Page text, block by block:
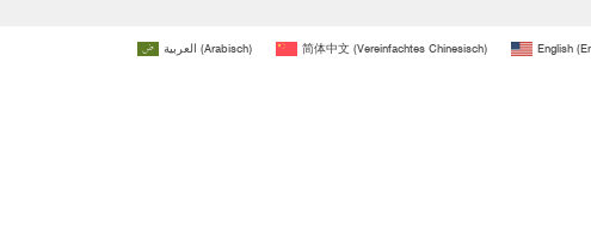
العربية (Arabisch) 简体中文 (Vereinfachtes Chinesisch) English (